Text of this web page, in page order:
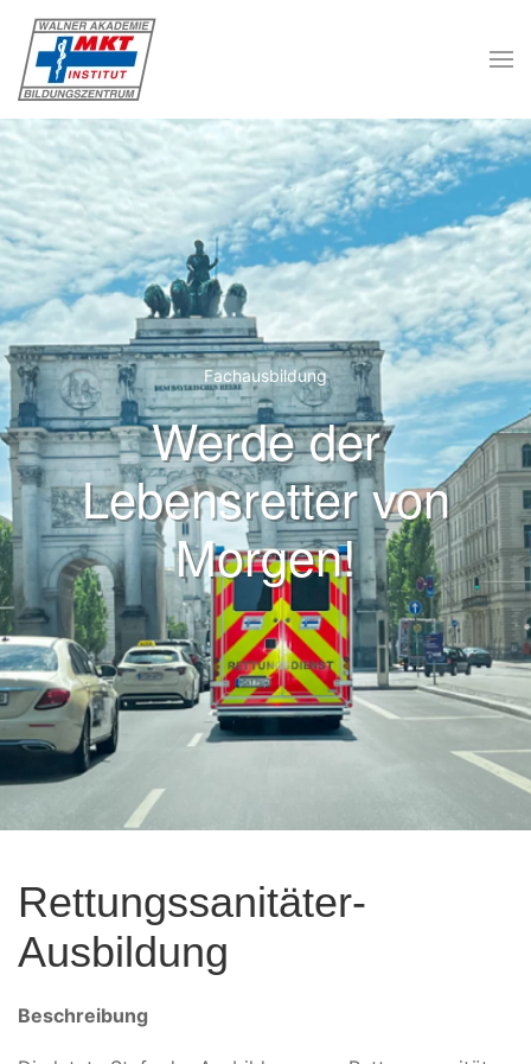
Skip to main content
Fachausbildung
Werde der
Lebensretter von
Morgen!
Rettungssanitäter-
Ausbildung
Beschreibung